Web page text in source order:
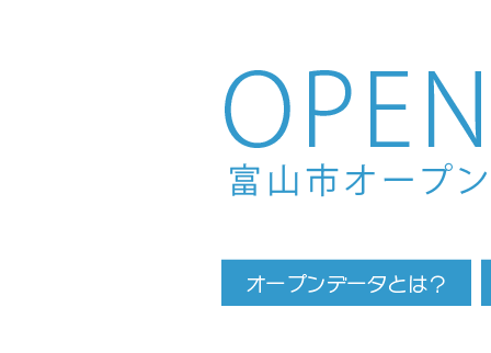
Skip to main content